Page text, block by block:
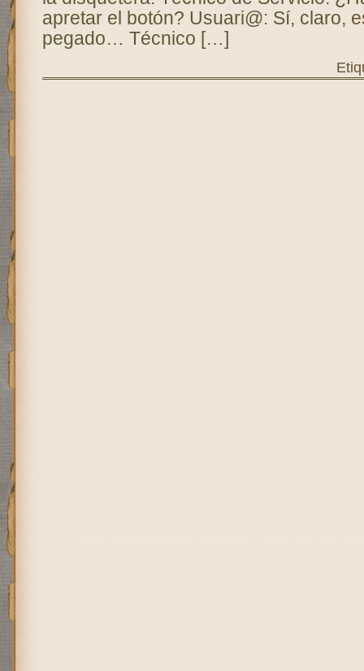
apretar el botón? Usuari@: Sí, claro,
pegado… Técnico […]